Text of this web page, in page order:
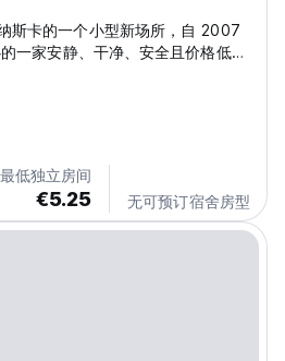
卡的一个小型新场所，自 2007
一家安静、干净、安全且价格低廉
最低独立房间
€5.25 无可预订宿舍房型